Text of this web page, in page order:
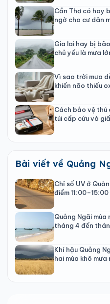
Cần Thơ có hay
ngờ cho cư dân
Gia lai hay bị
chủ yếu là mưa
Vì sao trời mưa
khiến não thiếu
Cách bảo vệ thú
túi cấp cứu và
Bài viết về Quảng
Chỉ số UV ở
điểm 11:00–15:00
Quảng Ngãi
tháng 4 đến
Khí hậu Quảng
hai mùa khô mưa